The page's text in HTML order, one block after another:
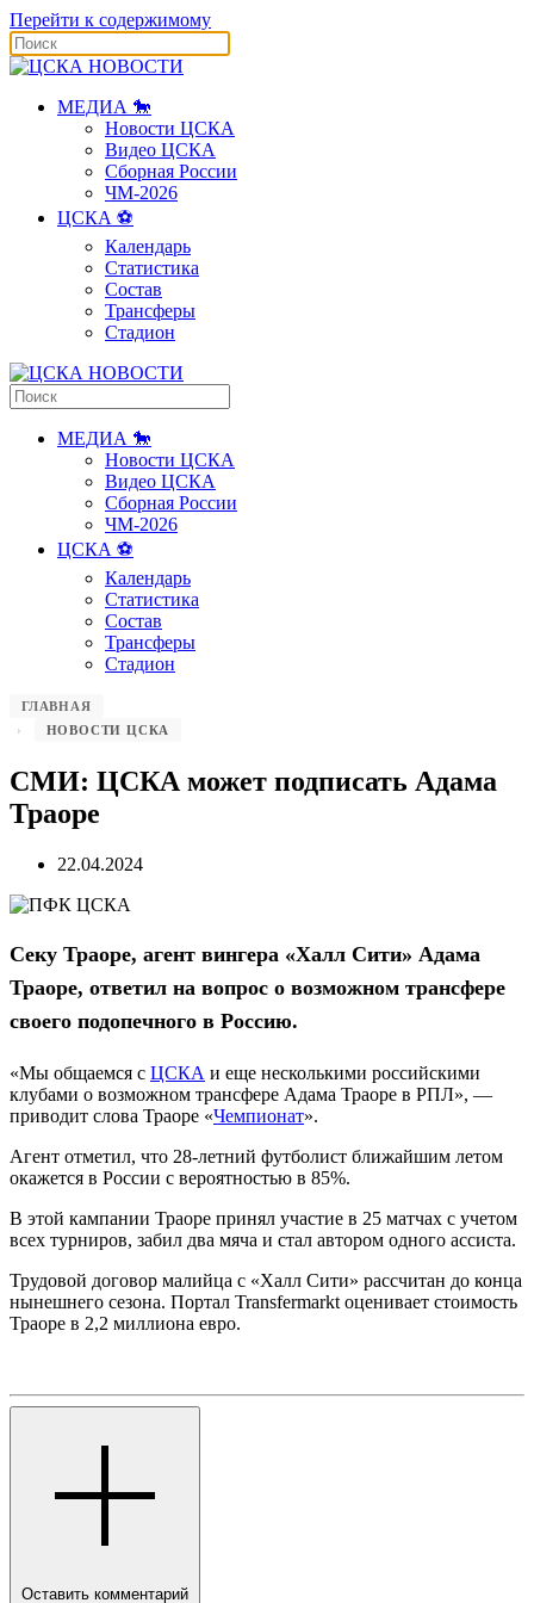
Перейти к содержимому
МЕДИА 🐎
Новости ЦСКА
Видео ЦСКА
Сборная России
ЧМ-2026
ЦСКА ⚽️
Календарь
Статистика
Состав
Трансферы
Стадион
МЕДИА 🐎
Новости ЦСКА
Видео ЦСКА
Сборная России
ЧМ-2026
ЦСКА ⚽️
Календарь
Статистика
Состав
Трансферы
Стадион
ГЛАВНАЯ
НОВОСТИ ЦСКА
СМИ: ЦСКА может подписать Адама
Траоре
22.04.2024
Секу Траоре, агент вингера «Халл Сити» Адама
Траоре, ответил на вопрос о возможном трансфере
своего подопечного в Россию.
«Мы общаемся с ЦСКА и еще несколькими российскими
клубами о возможном трансфере Адама Траоре в РПЛ», —
приводит слова Траоре «Чемпионат».
Агент отметил, что 28-летний футболист ближайшим летом
окажется в России с вероятностью в 85%.
В этой кампании Траоре принял участие в 25 матчах с учетом
всех турниров, забил два мяча и стал автором одного ассиста.
Трудовой договор малийца с «Халл Сити» рассчитан до конца
нынешнего сезона. Портал Transfermarkt оценивает стоимость
Траоре в 2,2 миллиона евро.
Оставить комментарий